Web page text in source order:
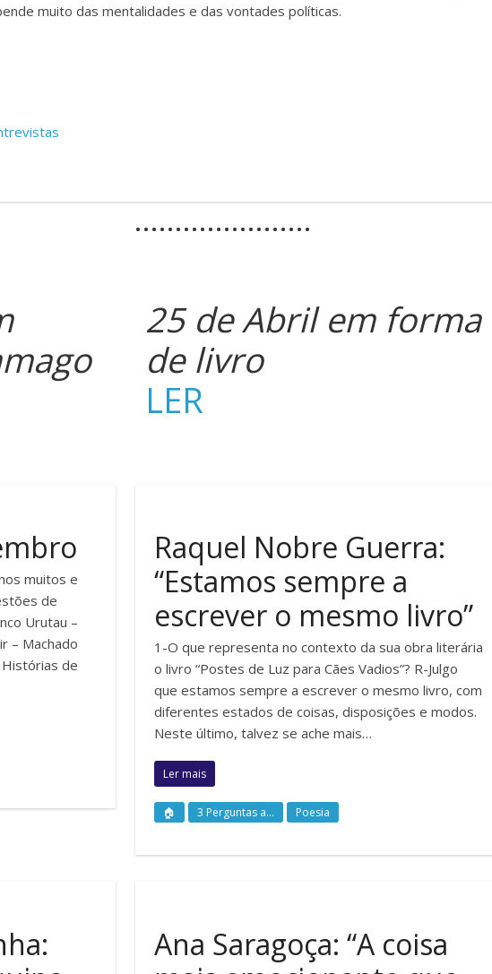
muito das mentalidades e das vontades políticas.
………………….
25 de Abril em forma
de livro
LER
muitos e
de
Urutau –
– Machado
de
Raquel Nobre Guerra:
“Estamos sempre a
escrever o mesmo livro”
1-O que representa no contexto da sua obra literária
o livro “Postes de Luz para Cães Vadios”? R-Julgo
que estamos sempre a escrever o mesmo livro, com
diferentes estados de coisas, disposições e modos.
Neste último, talvez se ache mais…
Ler mais
🏠 3 Perguntas a... Poesia
Ana Saragoça: “A coisa